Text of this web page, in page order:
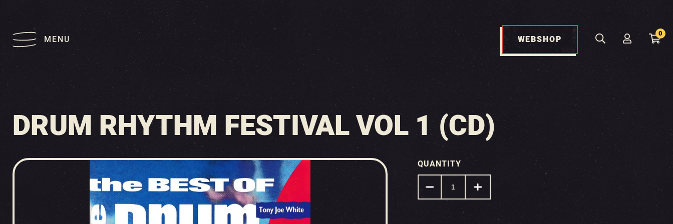
MENU WEBSHOP
0
DRUM RHYTHM FESTIVAL VOL 1 (CD)
QUANTITY